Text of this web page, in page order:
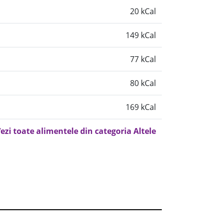
20 kCal
149 kCal
77 kCal
80 kCal
169 kCal
toate alimentele din categoria Altele